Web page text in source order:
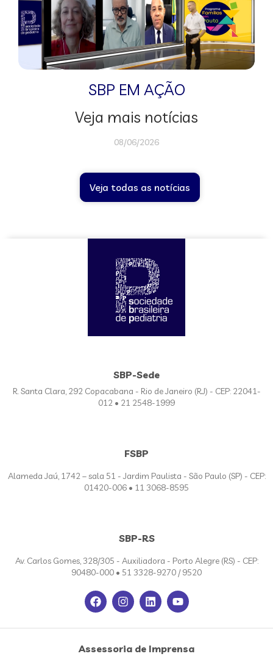
SBP EM AÇÃO
Veja mais notícias
08/06/2026
Veja todas as notícias
SBP-Sede
R. Santa Clara, 292 Copacabana - Rio de Janeiro (RJ) - CEP: 22041-
012 • 21 2548-1999
FSBP
Alameda Jaú, 1742 – sala 51 - Jardim Paulista - São Paulo (SP) - CEP:
01420-006 • 11 3068-8595
SBP-RS
Av. Carlos Gomes, 328/305 - Auxiliadora - Porto Alegre (RS) - CEP:
90480-000 • 51 3328-9270 / 9520
Assessoria de Imprensa